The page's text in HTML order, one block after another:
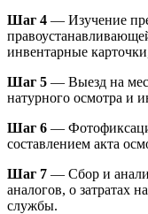
Шаг 4 — Изучение
инвентарные
Шаг 5 — Выезд на
натурного осмотра и
Шаг 6 —
составлением акта
Шаг 7 — Сбор и
аналогов, о затратах
службы.